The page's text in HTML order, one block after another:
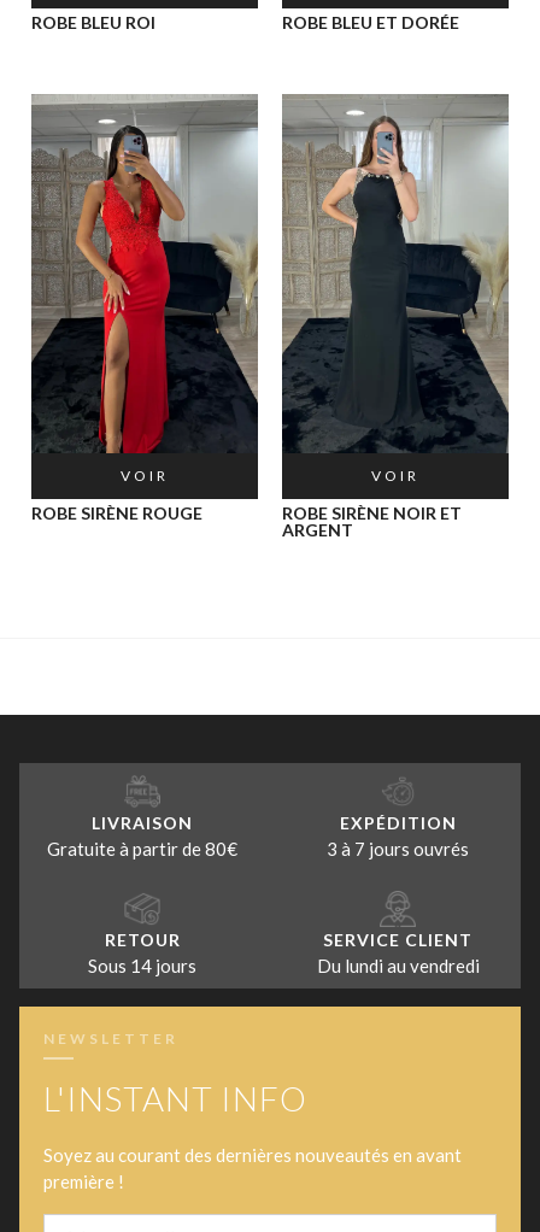
ROBE BLEU ROI ROBE BLEU ET DORÉE
VOIR
ROBE SIRÈNE ROUGE
VOIR
ROBE SIRÈNE NOIR ET
ARGENT
LIVRAISON
Gratuite à partir de 80€
EXPÉDITION
3 à 7 jours ouvrés
RETOUR
Sous 14 jours
SERVICE CLIENT
Du lundi au vendredi
NEWSLETTER
L'INSTANT INFO
Soyez au courant des dernières nouveautés en avant
première !